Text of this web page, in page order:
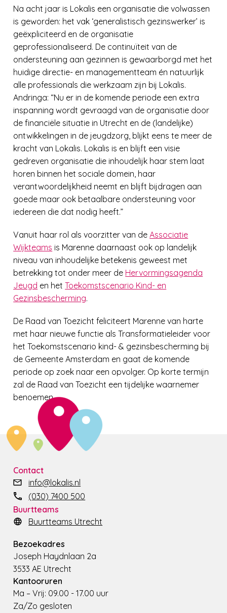
Na acht jaar is Lokalis een organisatie die volwassen
is geworden: het vak ‘generalistisch gezinswerker’ is
geëxpliciteerd en de organisatie
geprofessionaliseerd. De continuïteit van de
ondersteuning aan gezinnen is gewaarborgd met het
huidige directie- en managementteam én natuurlijk
alle professionals die werkzaam zijn bij Lokalis.
Andringa: “Nu er in de komende periode een extra
inspanning wordt gevraagd van de organisatie door
de financiële situatie in Utrecht en de (landelijke)
ontwikkelingen in de jeugdzorg, blijkt eens te meer de
kracht van Lokalis. Lokalis is en blijft een visie
gedreven organisatie die inhoudelijk haar stem laat
horen binnen het sociale domein, haar
verantwoordelijkheid neemt en blijft bijdragen aan
goede maar ook betaalbare ondersteuning voor
iedereen die dat nodig heeft.”
Vanuit haar rol als voorzitter van deAssociatie
Wijkteams is Marenne daarnaast ook op landelijk
niveau van inhoudelijke betekenis geweest met
betrekking tot onder meer de Hervormingsagenda
Jeugd en hetToekomstscenario Kind- en
Gezinsbescherming.
De Raad van Toezicht feliciteert Marenne van harte
met haar nieuwe functie als Transformatieleider voor
het Toekomstscenario kind- & gezinsbescherming bij
de Gemeente Amsterdam en gaat de komende
periode op zoek naar een opvolger. Op korte termijn
zal de Raad van Toezicht een tijdelijke waarnemer
benoemen.
Contact
info@lokalis.nl
(030) 7400 500
Buurtteams
Buurtteams Utrecht
Bezoekadres
Joseph Haydnlaan 2a
3533 AE Utrecht
Kantooruren
Ma – Vrij: 09.00 - 17.00 uur
Za/Zo gesloten